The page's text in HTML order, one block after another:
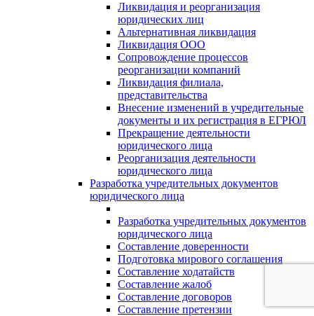
Ликвидация и реорганизация
юридических лиц
Альтернативная ликвидация
Ликвидация ООО
Сопровождение процессов
реорганизации компаний
Ликвидация филиала,
представительства
Внесение изменений в учредительные
документы и их регистрация в ЕГРЮЛ
Прекращение деятельности
юридического лица
Реорганизация деятельности
юридического лица
Разработка учредительных документов
юридического лица
Разработка учредительных документов
юридического лица
Составление доверенности
Подготовка мирового соглашения
Составление ходатайств
Составление жалоб
Составление договоров
Составление претензии